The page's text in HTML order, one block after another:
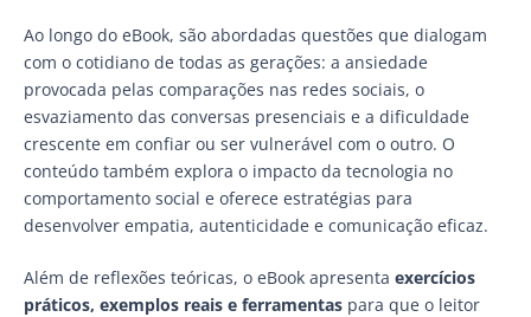
Ao longo do eBook, são abordadas questões que dialogam
com o cotidiano de todas as gerações: a ansiedade
provocada pelas comparações nas redes sociais, o
esvaziamento das conversas presenciais e a dificuldade
crescente em confiar ou ser vulnerável com o outro. O
conteúdo também explora o impacto da tecnologia no
comportamento social e oferece estratégias para
desenvolver empatia, autenticidade e comunicação eficaz.
Além de reflexões teóricas, o eBook apresenta exercícios
práticos, exemplos reais e ferramentas para que o leitor